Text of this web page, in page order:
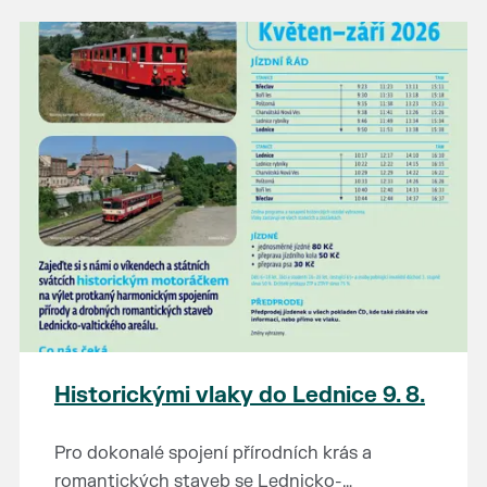
Prodejce prosíme tradičně o příchod 30
minut před začátkem, aby si vše na
prodejních místech stihli přichystat. Pokud
plánujete přijít a chcete rezervovat prodejní
místo, potvrďte prosím účast přes email
petr.vlasak@breclav.eu nebo zde v události,
ať víme, s kolika lidmi máme počítat. Počet
prodejních míst je omezen.
Těšíme se jako vždy!
Historickými vlaky do Lednice 9. 8.
Pro dokonalé spojení přírodních krás a
romantických staveb se Lednicko-